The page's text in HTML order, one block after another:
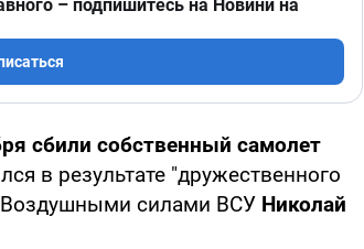
– подпишитесь на Новини на
сбили собственный самолет
в результате "дружественного
силами ВСУ Николай